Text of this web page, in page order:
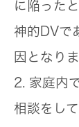
に陥った
神的DVで
因となりま
2. 家庭内
相談をし